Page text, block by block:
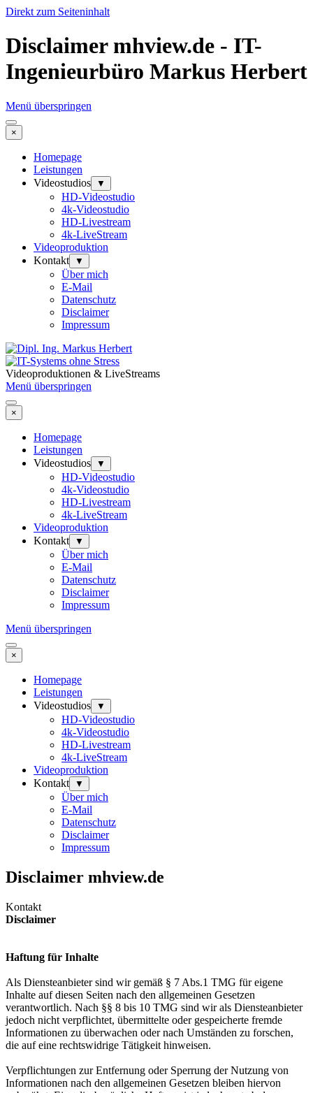
Direkt zum Seiteninhalt
Disclaimer mhview.de - IT-
Ingenieurbüro Markus Herbert
Menü überspringen
×
Homepage
Leistungen
Videostudios
▼
HD-Videostudio
4k-Videostudio
HD-Livestream
4k-LiveStream
Videoproduktion
Kontakt
▼
Über mich
E-Mail
Datenschutz
Disclaimer
Impressum
Videoproduktionen & LiveStreams
Menü überspringen
×
Homepage
Leistungen
Videostudios
▼
HD-Videostudio
4k-Videostudio
HD-Livestream
4k-LiveStream
Videoproduktion
Kontakt
▼
Über mich
E-Mail
Datenschutz
Disclaimer
Impressum
Menü überspringen
×
Homepage
Leistungen
Videostudios
▼
HD-Videostudio
4k-Videostudio
HD-Livestream
4k-LiveStream
Videoproduktion
Kontakt
▼
Über mich
E-Mail
Datenschutz
Disclaimer
Impressum
Disclaimer mhview.de
Kontakt
Disclaimer
Haftung für Inhalte
Als Diensteanbieter sind wir gemäß § 7 Abs.1 TMG für eigene
Inhalte auf diesen Seiten nach den allgemeinen Gesetzen
verantwortlich. Nach §§ 8 bis 10 TMG sind wir als Diensteanbieter
jedoch nicht verpflichtet, übermittelte oder gespeicherte fremde
Informationen zu überwachen oder nach Umständen zu forschen,
die auf eine rechtswidrige Tätigkeit hinweisen.
Verpflichtungen zur Entfernung oder Sperrung der Nutzung von
Informationen nach den allgemeinen Gesetzen bleiben hiervon